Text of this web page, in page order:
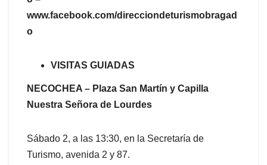
www.facebook.com/direcciondeturismobragad
o
VISITAS GUIADAS
NECOCHEA – Plaza San Martín y Capilla
Nuestra Señora de Lourdes
Sábado 2, a las 13:30, en la Secretaría de
Turismo, avenida 2 y 87.